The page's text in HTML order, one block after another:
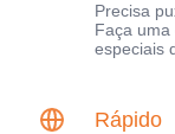
Precisa
Faça
especiais
Rápido